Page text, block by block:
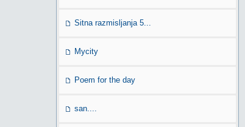
Sitna razmisljanja 5...
Mycity
Poem for the day
san....